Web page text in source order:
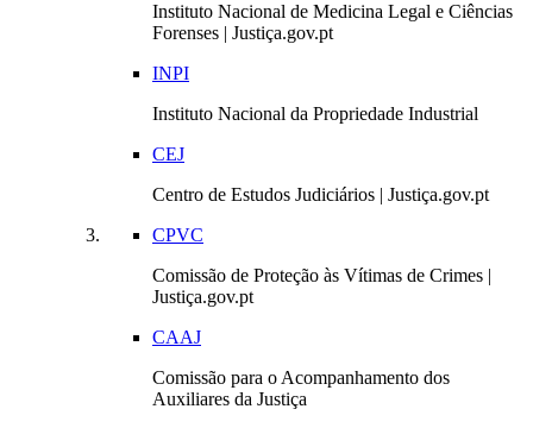
Instituto Nacional de Medicina Legal e Ciências
Forenses | Justiça.gov.pt
INPI
Instituto Nacional da Propriedade Industrial
CEJ
Centro de Estudos Judiciários | Justiça.gov.pt
CPVC
Comissão de Proteção às Vítimas de Crimes |
Justiça.gov.pt
CAAJ
Comissão para o Acompanhamento dos
Auxiliares da Justiça